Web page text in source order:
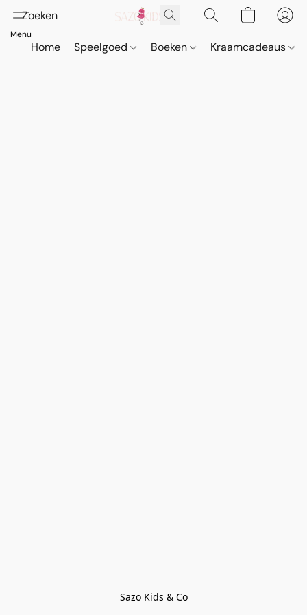
Home Speelgoed Boeken Kraamcadeaus
Sazo Kids & Co